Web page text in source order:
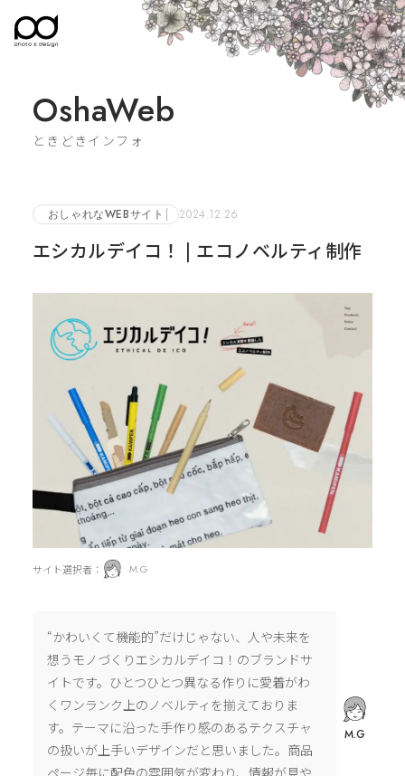
OshaWeb
ときどきインフォ
おしゃれなWEBサイト 2024.12.26
エシカルデイコ！ | エコノベルティ制作
サイト選択者： M.G
“かわいくて機能的”だけじゃない、人や未来を
想うモノづくりエシカルデイコ！のブランドサ
イトです。ひとつひとつ異なる作りに愛着がわ
くワンランク上のノベルティを揃えておりま
す。テーマに沿った手作り感のあるテクスチャ
の扱いが上手いデザインだと思いました。商品
M.G